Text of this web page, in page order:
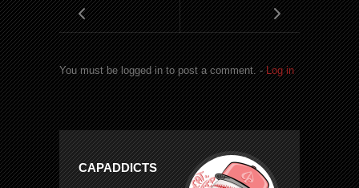
You must be logged in to post a comment. -Log in
CAPADDICTS